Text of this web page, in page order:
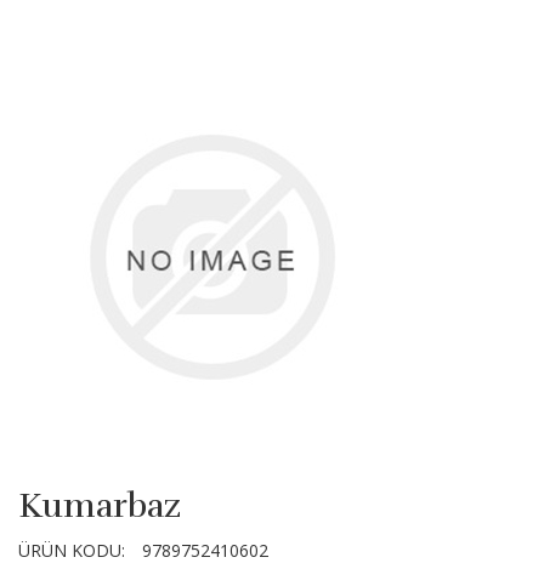
Kumarbaz
ÜRÜN KODU:
9789752410602